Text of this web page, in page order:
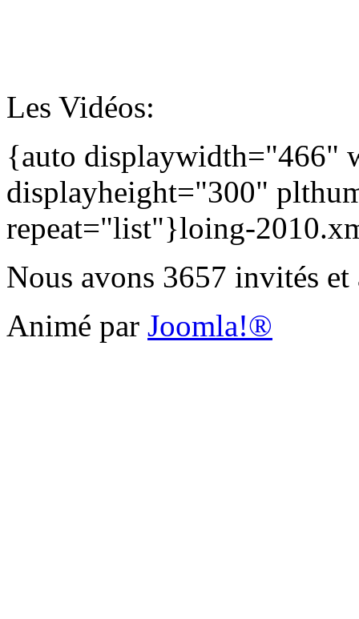
Les Vidéos:
{auto displaywidth="466"
displayheight="300"
repeat="list"}loing-
Nous avons 3657 invités
Animé par Joomla!®